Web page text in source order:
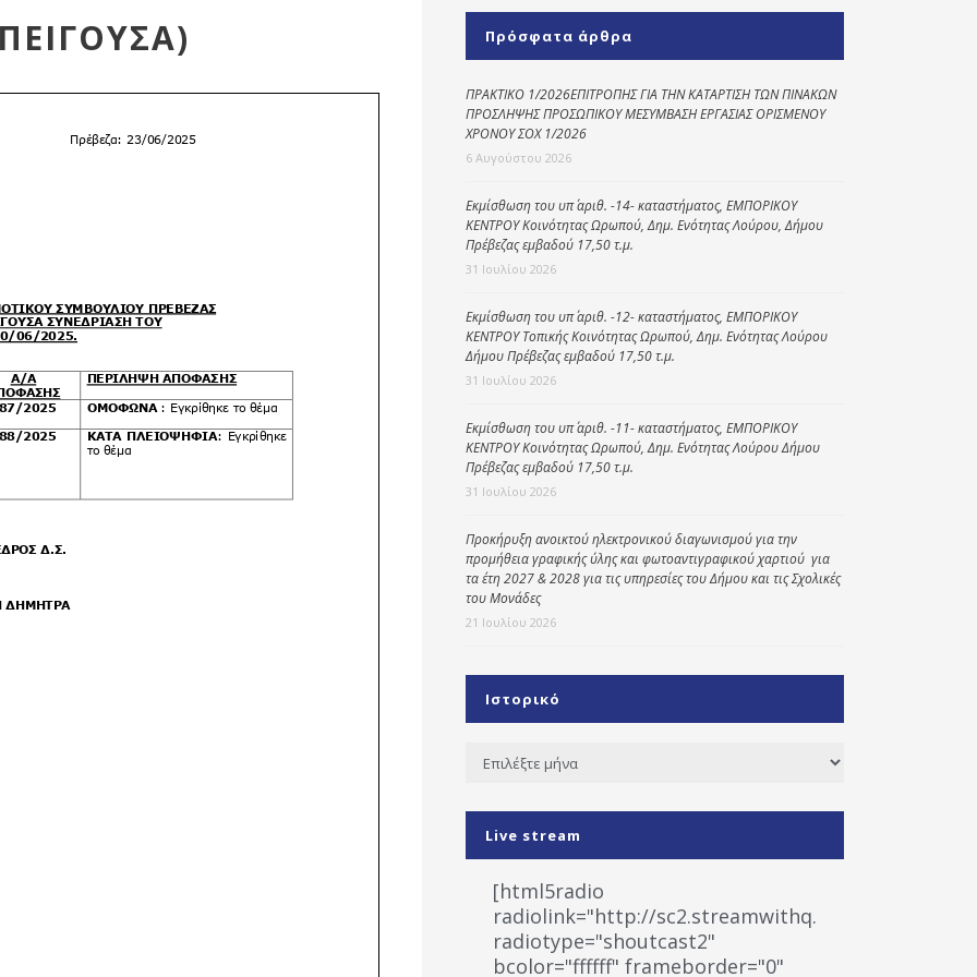
Κοινωνικό
παντοπωλείο
Kοινωνικό
φαρμακείο
Πρόγραμμα
Κέντρο Ημερήσιας
Φροντίδας
Ηλικιωμένων
(Κ.Η.Φ.Η.) Πρέβεζας
Πρόσφατα άρθρα
ΠΡΑΚΤΙΚΟ 1/2026ΕΠΙΤΡΟΠΗΣ ΓΙΑ ΤΗΝ ΚΑΤΑΡΤΙΣΗ ΤΩΝ ΠΙΝΑΚΩΝ
ΠΡΟΣΛΗΨΗΣ ΠΡΟΣΩΠΙΚΟΥ ΜΕΣΥΜΒΑΣΗ ΕΡΓΑΣΙΑΣ ΟΡΙΣΜΕΝΟΥ
ΧΡΟΝΟΥ ΣΟΧ 1/2026
6 Αυγούστου 2026
Εκμίσθωση του υπ΄ αριθ. -14- καταστήματος, ΕΜΠΟΡΙΚΟΥ
ΚΕΝΤΡΟΥ Κοινότητας Ωρωπού, Δημ. Ενότητας Λούρου, Δήμου
Πρέβεζας εμβαδού 17,50 τ.μ.
31 Ιουλίου 2026
Εκμίσθωση του υπ΄ αριθ. -12- καταστήματος, ΕΜΠΟΡΙΚΟΥ
ΚΕΝΤΡΟΥ Τοπικής Κοινότητας Ωρωπού, Δημ. Ενότητας Λούρου
Δήμου Πρέβεζας εμβαδού 17,50 τ.μ.
31 Ιουλίου 2026
Εκμίσθωση του υπ΄ αριθ. -11- καταστήματος, ΕΜΠΟΡΙΚΟΥ
ΚΕΝΤΡΟΥ Κοινότητας Ωρωπού, Δημ. Ενότητας Λούρου Δήμου
Πρέβεζας εμβαδού 17,50 τ.μ.
31 Ιουλίου 2026
Προκήρυξη ανοικτού ηλεκτρονικού διαγωνισμού για την
προμήθεια γραφικής ύλης και φωτοαντιγραφικού χαρτιού για
τα έτη 2027 & 2028 για τις υπηρεσίες του Δήμου και τις Σχολικές
του Μονάδες
21 Ιουλίου 2026
Ιστορικό
Ιστορικό
Live stream
[html5radio
radiolink="http://sc2.streamwithq.com:8028/
radiotype="shoutcast2"
bcolor="ffffff" frameborder="0"